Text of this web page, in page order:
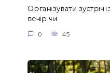
Організувати зустріч
вечір чи
0 45